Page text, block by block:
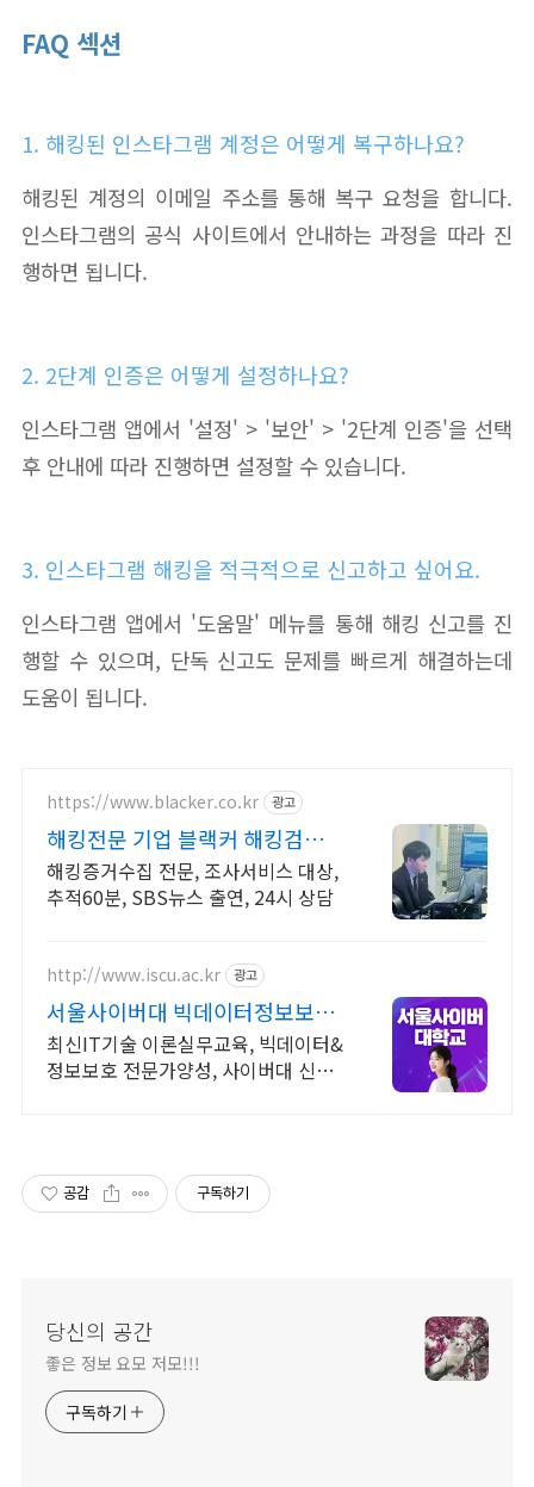
FAQ 섹션
1. 해킹된 인스타그램 계정은 어떻게 복구하나요?
해킹된 계정의 이메일 주소를 통해 복구 요청을 합니다.
인스타그램의 공식 사이트에서 안내하는 과정을 따라 진
행하면 됩니다.
2. 2단계 인증은 어떻게 설정하나요?
인스타그램 앱에서 '설정' > '보안' > '2단계 인증'을 선택
후 안내에 따라 진행하면 설정할 수 있습니다.
3. 인스타그램 해킹을 적극적으로 신고하고 싶어요.
인스타그램 앱에서 '도움말' 메뉴를 통해 해킹 신고를 진
행할 수 있으며, 단독 신고도 문제를 빠르게 해결하는데
도움이 됩니다.
https://www.blacker.co.kr 광고
해킹전문 기업 블랙커 해킹검사
스파이앱 탐지 전문
해킹증거수집 전문, 조사서비스 대상,
추적60분, SBS뉴스 출연, 24시 상담
http://www.iscu.ac.kr 광고
서울사이버대 빅데이터정보보호
2026 가을학기 신편입생
최신IT기술 이론실무교육, 빅데이터&
정보보호 전문가양성, 사이버대 신입
공감 구독하기
당신의 공간
좋은 정보 요모 저모!!!
구독하기